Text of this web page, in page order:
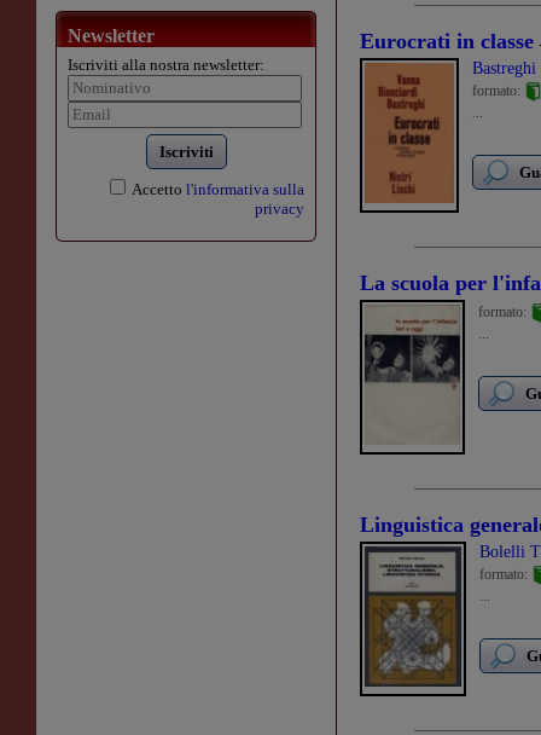
Newsletter
Iscriviti alla nostra newsletter:
Iscriviti
Accetto l'informativa sulla
privacy
Eurocrati in classe
Bastreghi
formato:
...
La scuola per
formato:
...
Linguistica
Bolelli
formato:
...